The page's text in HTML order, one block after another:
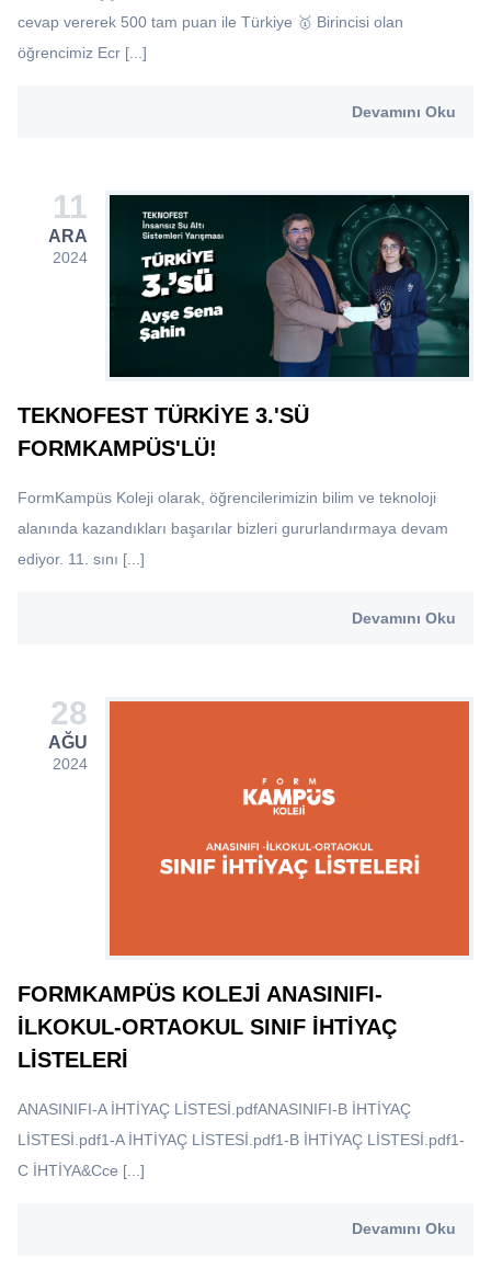
cevap vererek 500 tam puan ile Türkiye 🥇 Birincisi olan
öğrencimiz Ecr [...]
Devamını Oku
11
ARA
2024
TEKNOFEST TÜRKIYE 3.'SÜ
FORMKAMPÜS'LÜ!
FormKampüs Koleji olarak, öğrencilerimizin bilim ve teknoloji
alanında kazandıkları başarılar bizleri gururlandırmaya devam
ediyor. 11. sını [...]
Devamını Oku
28
AĞU
2024
FORMKAMPÜS KOLEJI ANASINIFI-
İLKOKUL-ORTAOKUL SINIF İHTIYAÇ
LISTELERI
ANASINIFI-A İHTİYAÇ LİSTESİ.pdfANASINIFI-B İHTİYAÇ
LİSTESİ.pdf1-A İHTİYAÇ LİSTESİ.pdf1-B İHTİYAÇ LİSTESİ.pdf1-
C İHTİYA&Cce [...]
Devamını Oku